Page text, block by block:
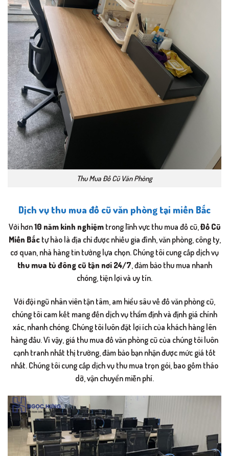
Thu Mua Đồ Cũ Văn Phòng
Dịch vụ thu mua đồ cũ văn phòng tại miền Bắc
Với hơn10 năm kinh nghiệmtrong lĩnh vực thu mua đồ cũ,Đồ Cũ
Miền Bắctự hào là địa chỉ được nhiều gia đình, văn phòng, công ty,
cơ quan, nhà hàng tin tưởng lựa chọn. Chúng tôi cung cấp dịch vụ
thu mua tủ đông cũ tận nơi 24/7, đảm bảo thu mua nhanh
chóng, tiện lợi và uy tín.
Với đội ngũ nhân viên tận tâm, am hiểu sâu về đồ văn phòng cũ,
chúng tôi cam kết mang đến dịch vụ thẩm định và định giá chính
xác, nhanh chóng. Chúng tôi luôn đặt lợi ích của khách hàng lên
hàng đầu. Vì vậy, giá thu mua đồ văn phòng cũ của chúng tôi luôn
cạnh tranh nhất thị trường, đảm bảo bạn nhận được mức giá tốt
nhất. Chúng tôi cung cấp dịch vụ thu mua trọn gói, bao gồm tháo
dỡ, vận chuyển miễn phí.